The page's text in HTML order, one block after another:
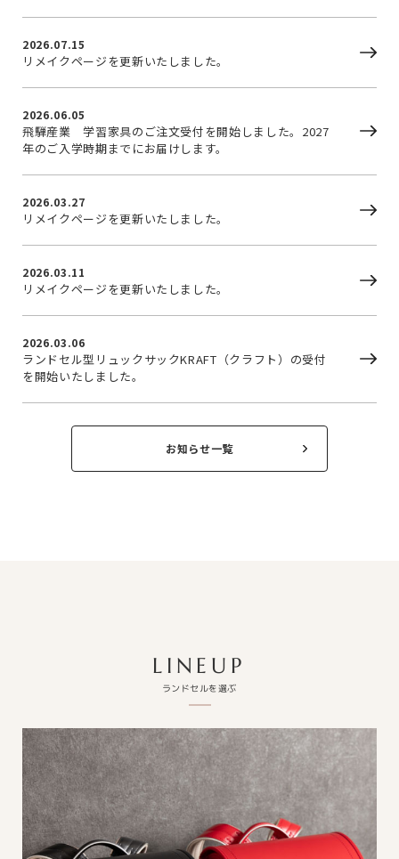
2026.07.15
リメイクページを更新いたしました。
2026.06.05
飛騨産業 学習家具のご注文受付を開始しました。2027
年のご入学時期までにお届けします。
2026.03.27
リメイクページを更新いたしました。
2026.03.11
リメイクページを更新いたしました。
2026.03.06
ランドセル型リュックサックKRAFT（クラフト）の受付
を開始いたしました。
お知らせ一覧
LINEUP
ランドセルを選ぶ